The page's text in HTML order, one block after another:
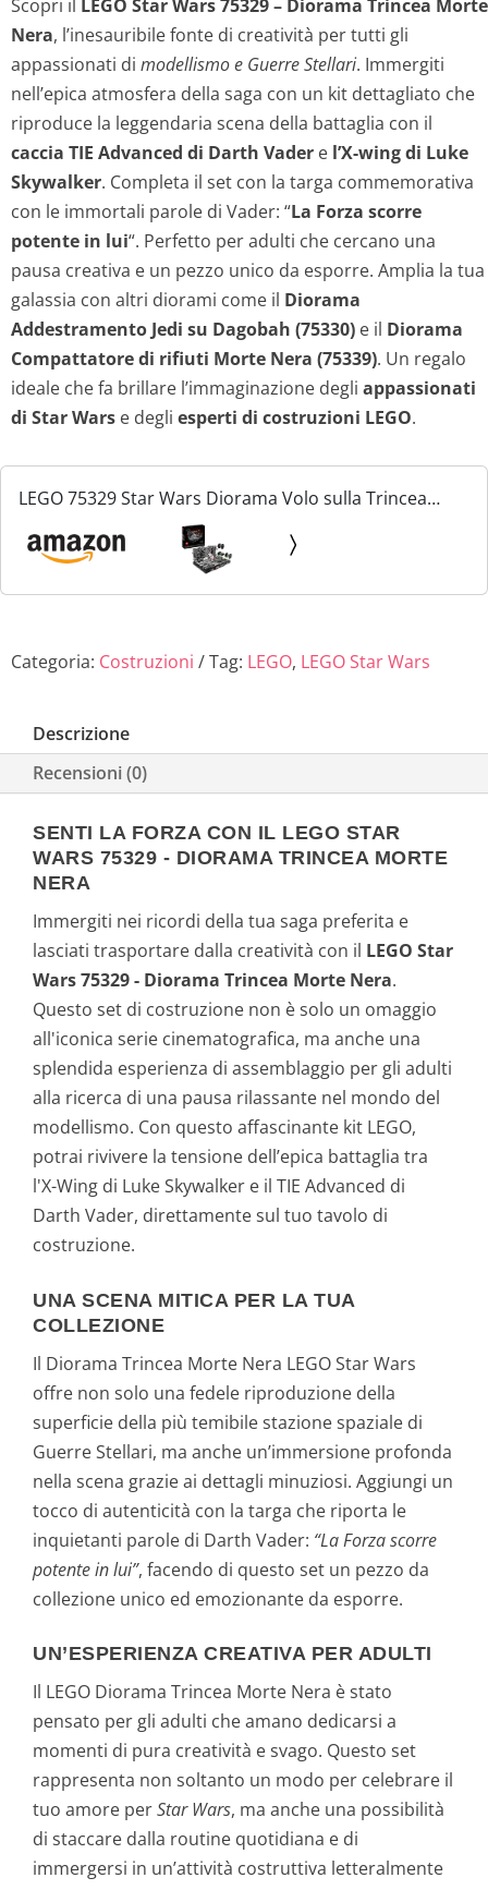
Scopri il LEGO Star Wars 75329 – Diorama Trincea Morte
Nera, l’inesauribile fonte di creatività per tutti gli
appassionati di modellismo e Guerre Stellari. Immergiti
nell’epica atmosfera della saga con un kit dettagliato che
riproduce la leggendaria scena della battaglia con il
caccia TIE Advanced di Darth Vader e l’X-wing di Luke
Skywalker. Completa il set con la targa commemorativa
con le immortali parole di Vader: “La Forza scorre
potente in lui“. Perfetto per adulti che cercano una
pausa creativa e un pezzo unico da esporre. Amplia la tua
galassia con altri diorami come il Diorama
Addestramento Jedi su Dagobah (75330) e il Diorama
Compattatore di rifiuti Morte Nera (75339). Un regalo
ideale che fa brillare l’immaginazione degli appassionati
di Star Wars e degli esperti di costruzioni LEGO.
LEGO 75329 Star Wars Diorama Volo sulla Trincea
della Morte Nera, Kit Modellismo per Adulti a Tema
Guerre Stellari, Idea Regalo da Arredo per Uomo o
Categoria: Costruzioni Tag: LEGO, LEGO Star Wars
Descrizione
Recensioni (0)
SENTI LA FORZA CON IL LEGO STAR
WARS 75329 - DIORAMA TRINCEA MORTE
NERA
Immergiti nei ricordi della tua saga preferita e
lasciati trasportare dalla creatività con il LEGO Star
Wars 75329 - Diorama Trincea Morte Nera.
Questo set di costruzione non è solo un omaggio
all'iconica serie cinematografica, ma anche una
splendida esperienza di assemblaggio per gli adulti
alla ricerca di una pausa rilassante nel mondo del
modellismo. Con questo affascinante kit LEGO,
potrai rivivere la tensione dell’epica battaglia tra
l'X-Wing di Luke Skywalker e il TIE Advanced di
Darth Vader, direttamente sul tuo tavolo di
costruzione.
UNA SCENA MITICA PER LA TUA
COLLEZIONE
Il Diorama Trincea Morte Nera LEGO Star Wars
offre non solo una fedele riproduzione della
superficie della più temibile stazione spaziale di
Guerre Stellari, ma anche un’immersione profonda
nella scena grazie ai dettagli minuziosi. Aggiungi un
tocco di autenticità con la targa che riporta le
inquietanti parole di Darth Vader: “La Forza scorre
potente in lui”, facendo di questo set un pezzo da
collezione unico ed emozionante da esporre.
UN’ESPERIENZA CREATIVA PER ADULTI
Il LEGO Diorama Trincea Morte Nera è stato
pensato per gli adulti che amano dedicarsi a
momenti di pura creatività e svago. Questo set
rappresenta non soltanto un modo per celebrare il
tuo amore perStar Wars, ma anche una possibilità
di staccare dalla routine quotidiana e di
immergersi in un’attività costruttiva letteralmente